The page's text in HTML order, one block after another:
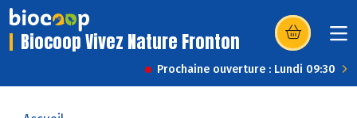
Biocoop Vivez Nature Fronton (s’ouvre dans
Prochaine ouverture : Lundi 09:30